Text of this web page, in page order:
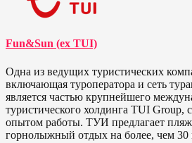
Fun&Sun (ex TUI)
Одна из ведущих туристических
включающая туроператора и сеть
является частью крупнейшего
туристического холдинга TUI Group,
опытом работы. ТУИ предлагает
горнолыжный отдых на более, чем 30